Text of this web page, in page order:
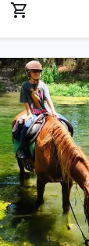
shopping_cart